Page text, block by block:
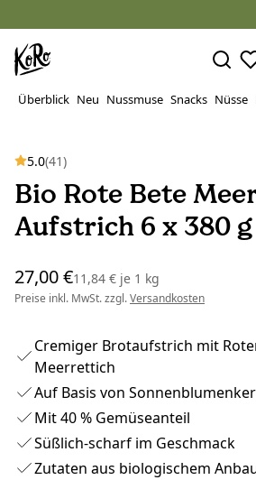
Überblick Neu Nussmuse Snacks Nüsse
5.0(41)
Bio Rote Bete
Aufstrich 6 x 380 g
27,00 €11,84 € je 1 kg
Preise inkl. MwSt. zzgl.Versandkosten
Cremiger Brotaufstrich mit
Meerrettich
Auf Basis von
Mit 40 % Gemüseanteil
Süßlich-scharf im Geschmack
Zutaten aus biologischem